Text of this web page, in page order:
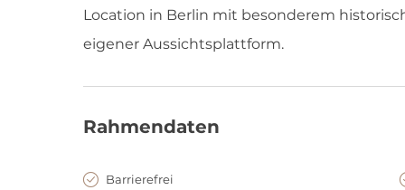
Location in Berlin mit besonderem
eigener Aussichtsplattform.
Rahmendaten
Barrierefrei